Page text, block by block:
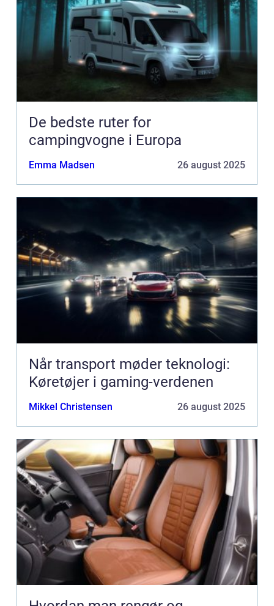
De bedste ruter for
campingvogne i Europa
Emma Madsen 26 august 2025
Når transport møder teknologi:
Køretøjer i gaming-verdenen
Mikkel Christensen 26 august 2025